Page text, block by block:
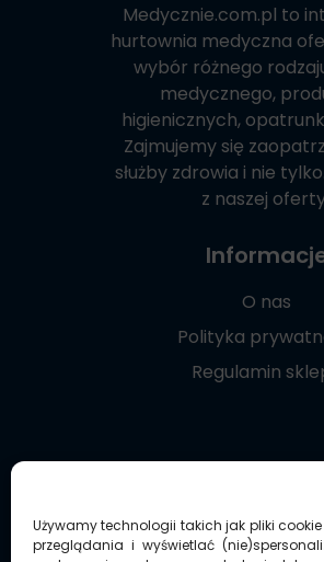
Używamy technologii takich jak pliki
przeglądania i wyświetlać
Medycznie.com.pl to
hurtownia medyczna
wybór różnego
medycznego,
higienicznych,
Zajmujemy się
służby zdrowia i nie
z naszej
O nas
Polityka
Regulamin